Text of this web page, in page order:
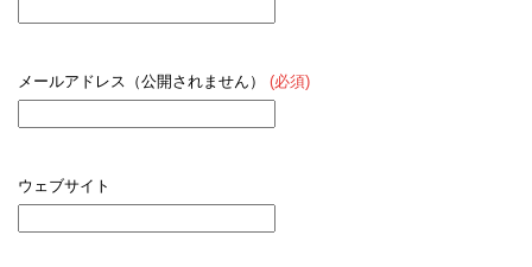
メールアドレス（公開されません） (必須)
ウェブサイト